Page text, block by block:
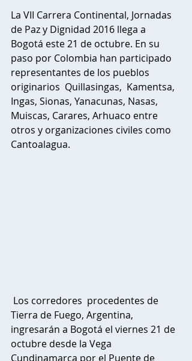
La VII Carrera Continental, Jornadas
de Paz y Dignidad 2016 llega a
Bogotá este 21 de octubre. En su
paso por Colombia han participado
representantes de los pueblos
originarios  Quillasingas,  Kamentsa,
Ingas, Sionas, Yanacunas, Nasas,
Muiscas, Carares, Arhuaco entre
otros y organizaciones civiles como
Cantoalagua.
Tierra de Fuego, Argentina,
ingresarán a Bogotá el viernes 21 de
octubre desde la Vega
Cundinamarca por el Puente de